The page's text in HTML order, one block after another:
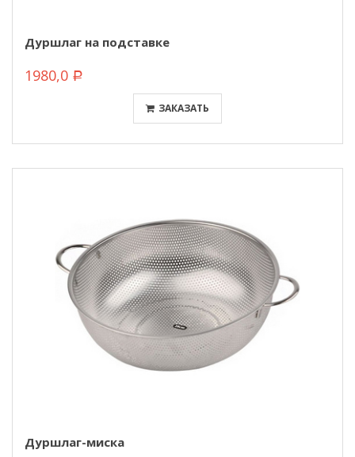
Дуршлаг на подставке
1980,0 Р
ЗАКАЗАТЬ
Дуршлаг-миска